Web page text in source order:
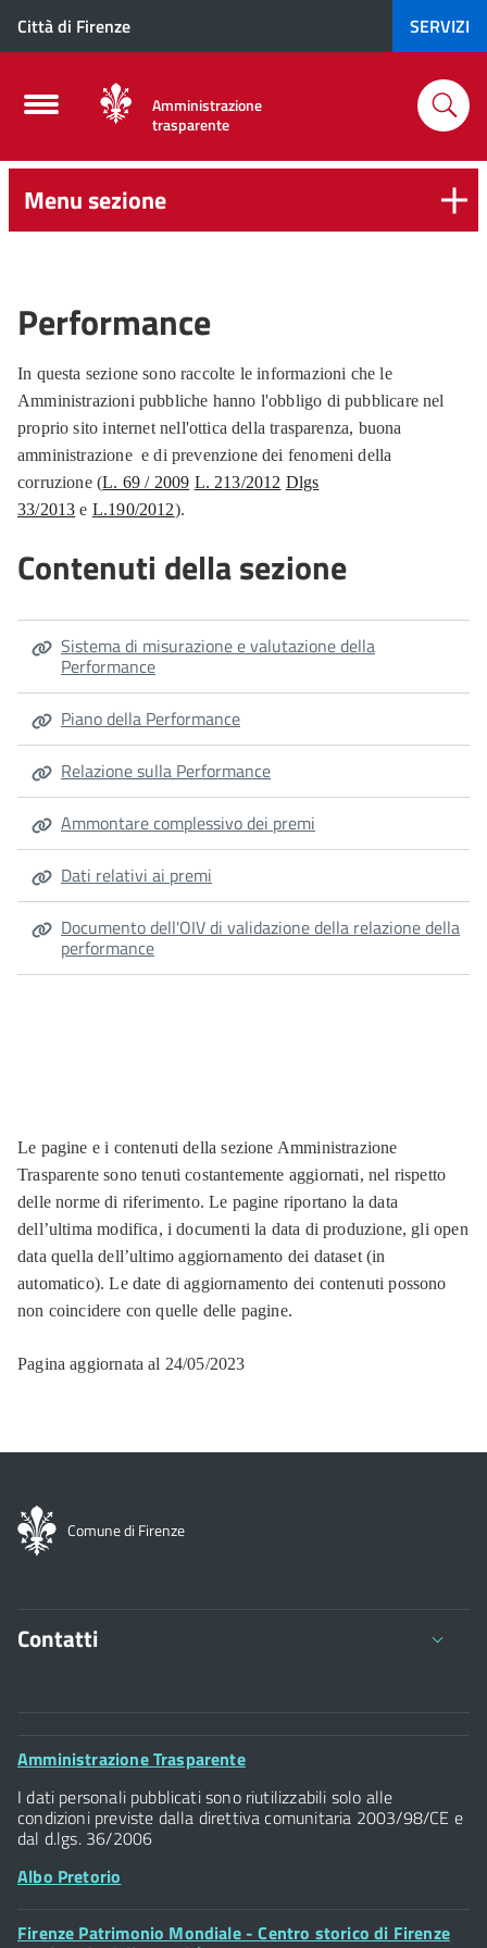
Città di Firenze SERVIZI
Amministrazione
trasparente
Menu sezione
Performance
In questa sezione sono raccolte le informazioni che le
Amministrazioni pubbliche hanno l'obbligo di pubblicare nel
proprio sito internet nell'ottica della trasparenza, buona
amministrazione e di prevenzione dei fenomeni della
corruzione (L. 69 / 2009 L. 213/2012 Dlgs
33/2013 e L.190/2012).
Contenuti della sezione
Sistema di misurazione e valutazione della
Performance
Piano della Performance
Relazione sulla Performance
Ammontare complessivo dei premi
Dati relativi ai premi
Documento dell'OIV di validazione della relazione della
performance
Le pagine e i contenuti della sezione Amministrazione
Trasparente sono tenuti costantemente aggiornati, nel rispetto
delle norme di riferimento. Le pagine riportano la data
dell’ultima modifica, i documenti la data di produzione, gli open
data quella dell’ultimo aggiornamento dei dataset (in
automatico). Le date di aggiornamento dei contenuti possono
non coincidere con quelle delle pagine.
Pagina aggiornata al 24/05/2023
Comune di Firenze
Contatti
Comune di Firenze
Palazzo Vecchio
Piazza della Signoria - 50122, Firenze
P.IVA 01307110484
Posta Elettronica Certificata
Footer
Amministrazione Trasparente
I dati personali pubblicati sono riutilizzabili solo alle
condizioni previste dalla direttiva comunitaria 2003/98/CE e
dal d.lgs. 36/2006
Albo Pretorio
Footer
Firenze Patrimonio Mondiale - Centro storico di Firenze